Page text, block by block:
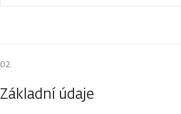
Základní údaje